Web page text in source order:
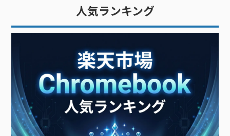
トは「タッチ操作中心の板型デ
バイス」です。文字入力が多い
ン（PC）」です。広い意味での
PC（パーソナルコンピュータ
ー）
人気ランキング